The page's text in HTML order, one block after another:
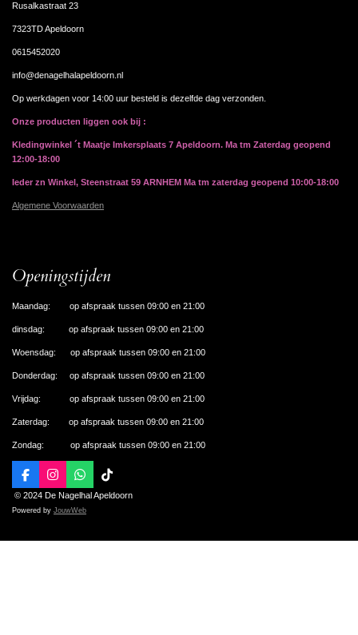
Rusalkastraat 23
7323TD Apeldoorn
0615452020
info@denagelhalapeldoorn.nl
Op werkdagen voor 14:00 uur besteld is dezelfde dag verzonden.
Onze producten liggen ook bij :
Kledingwinkel ´t Maatje Imkersplaats 7 Apeldoorn. Ma tm Zaterdag geopend
12:00-18:00
Ieder zn Winkel, Steenstraat 59 ARNHEM Ma tm zaterdag geopend 10:00-18:00
Algemene Voorwaarden
Openingstijden
Maandag: op afspraak tussen 09:00 en 21:00
dinsdag: op afspraak tussen 09:00 en 21:00
Woensdag: op afspraak tussen 09:00 en 21:00
Donderdag: op afspraak tussen 09:00 en 21:00
Vrijdag: op afspraak tussen 09:00 en 21:00
Zaterdag: op afspraak tussen 09:00 en 21:00
Zondag: op afspraak tussen 09:00 en 21:00
F
a
e
o
I
n
t
g
W
h
t
A
T
i
k
© 2024 De Nagelhal Apeldoorn
Powered by JouwWeb